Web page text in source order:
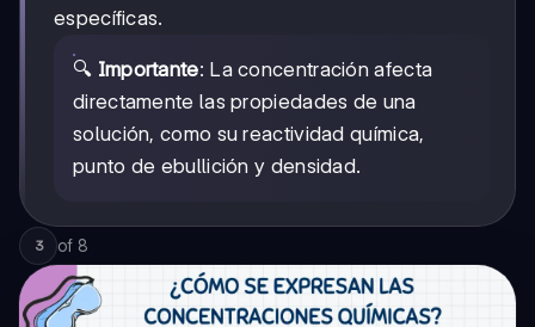
específicas.
🔍 Importante: La concentración afecta
directamente las propiedades de una
solución, como su reactividad química,
punto de ebullición y densidad.
3 of 8